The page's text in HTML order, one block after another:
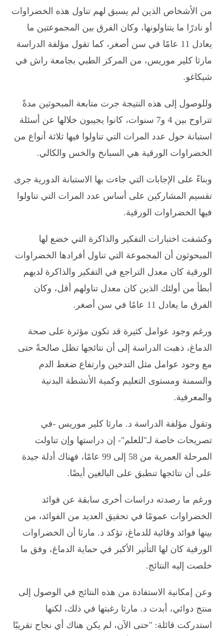
من الأشخاص الذين لم يسبق لهم تناول هذه الخضراوات
أو نادرًا ما يتناولونها، وكان الفرق بين المجموعتين ما
يعادل 11 عامًا في سن أصغر، كما تقول مؤلفة الدراسة
مارثا كلير موريس، من المركز الطبي بجامعة راش في
شيكاغو.
وللوصول إلى هذه النتيجة جرت متابعة المبحوثين مدةً
تتراوح بين 4 و7 سنوات، كانوا يجيبون خلالها عن أسئلة
استبانة حول عدد المرات التي تناولوا فيها ثلاثة أنواع من
الخضراوات الورقية هي السبانخ والخس والكالي.
وبناءً على الإجابات التي جاءت بها الاستبانة الدورية جرى
تقسيم المشاركين على أساس عدد المرات التي تناولوا
فيها الخضراوات الورقية.
وكشفت اختبارات التفكير والذاكرة التي خضع لها
المبحوثون أن المجموعة التي تناول أفرادها الخضراوات
الورقية كان معدل التراجع في التفكير والذاكرة لديهم
أبطأ من أولئك الذين كان معدل تناولهم أقل، وكان
الفرق ما يعادل 11 عامًا في سن أصغر.
ورغم وجود عوامل كثيرة قد تكون مؤثرة على صحة
الدماغ، ذهبت الدراسة إلى أن نتائجها تظل صالحةً حتى
مع وجود عوامل مثل التدخين وارتفاع ضغط الدم
والسمنة ومستوى التعليم وكمية الأنشطة البدنية
والمعرفية.
وتقول مؤلفة الدراسة د. مارثا كلير موريس -في
تصريحات خاصة لـ"للعلم"- إن دراستها وإن تناولت
المرحلة العمرية من 58 إلى 99 عامًا، فهناك أدلة جيدة
على أن نتائجها تنطبق على البالغين أيضًا.
ورغم ما رصدته دراسات أخرى سابقة عن فوائد
الخضراوات عمومًا في تحقيق العديد من الفوائد، من
بينها فوائد وقائية للدماغ، تؤكد د. مارثا أن الخضراوات
الورقية كان لها التأثير الأكبر في حماية الدماغ، وفق ما
خلصت إليه النتائج.
وعن إمكانية الاستفادة من هذه النتائج في الوصول إلى
منتج دوائي، أبدت د. مارثا رغبتها في ذلك، لكنها
استدركت قائلة: "حتى الآن، لم يكن هناك أي نجاح تقريبًا